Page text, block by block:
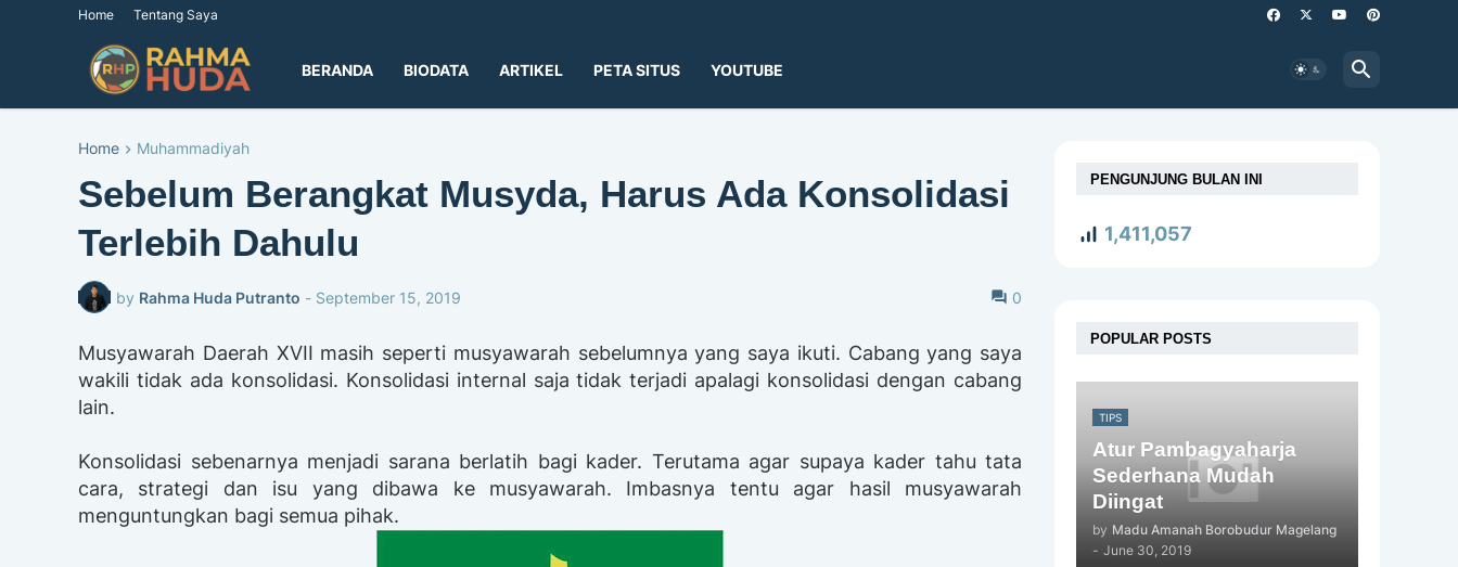
Home Tentang Saya
BERANDA BIODATA ARTIKEL PETA SITUS YOUTUBE
Home Muhammadiyah
Sebelum Berangkat Musyda, Harus Ada Konsolidasi
Terlebih Dahulu
by Rahma Huda Putranto - September 15, 2019 0
Musyawarah Daerah XVII masih seperti musyawarah sebelumnya yang saya ikuti. Cabang yang saya
wakili tidak ada konsolidasi. Konsolidasi internal saja tidak terjadi apalagi konsolidasi dengan cabang
lain.
Konsolidasi sebenarnya menjadi sarana berlatih bagi kader. Terutama agar supaya kader tahu tata
cara, strategi dan isu yang dibawa ke musyawarah. Imbasnya tentu agar hasil musyawarah
menguntungkan bagi semua pihak.
PENGUNJUNG BULAN INI
1,411,057
POPULAR POSTS
TIPS
Atur Pambagyaharja
Sederhana Mudah
Diingat
by Madu Amanah Borobudur Magelang
- June 30, 2019